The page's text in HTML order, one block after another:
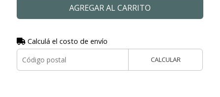
AGREGAR AL CARRITO
Calculá el costo de envío
CALCULAR